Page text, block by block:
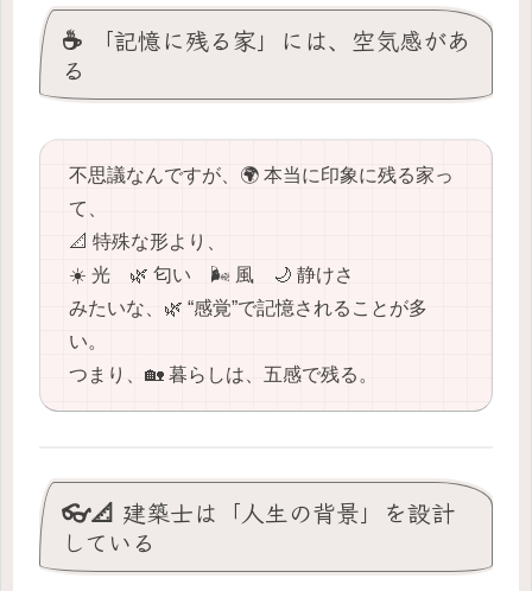
☕️ 「記憶に残る家」には、空気感があ
る
不思議なんですが、🌍 本当に印象に残る家っ
て、
📐 特殊な形より、
☀️ 光 🌿 匂い 🌬️ 風 🌙 静けさ
みたいな、🌿 “感覚”で記憶されることが多
い。
つまり、🏡 暮らしは、五感で残る。
👓📐 建築士は「人生の背景」を設計
している